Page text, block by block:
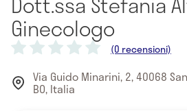
Ginecologo
(0 recensioni)
Via Guido Minarini, 2, 40068
BO, Italia